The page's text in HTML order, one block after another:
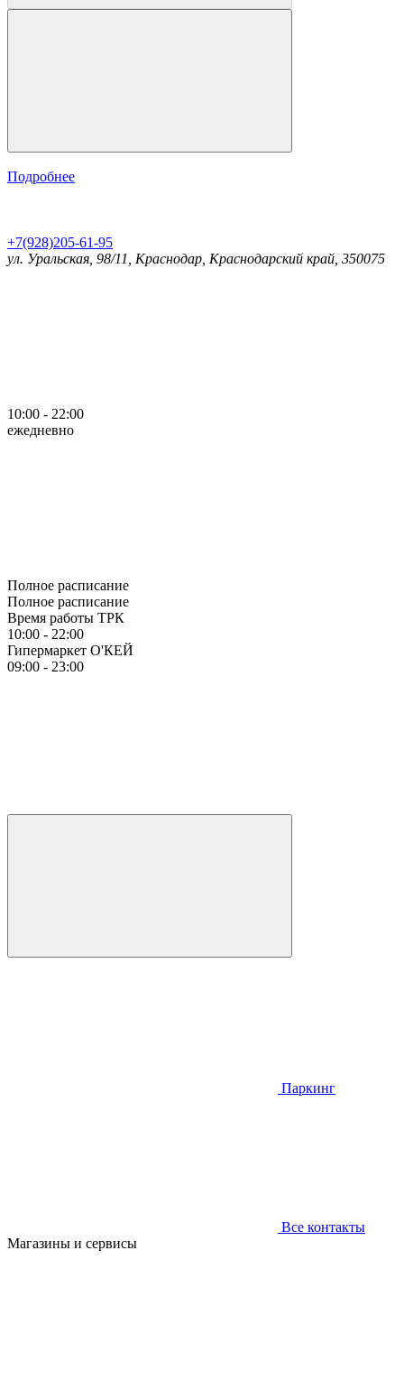
Подробнее
+7(928)205-61-95
ул. Уральская, 98/11, Краснодар, Краснодарский край, 350075
10:00 - 22:00
ежедневно
Полное расписание
Полное расписание
Время работы ТРК
10:00 - 22:00
Гипермаркет О'КЕЙ
09:00 - 23:00
Паркинг
Все контакты
Магазины и сервисы